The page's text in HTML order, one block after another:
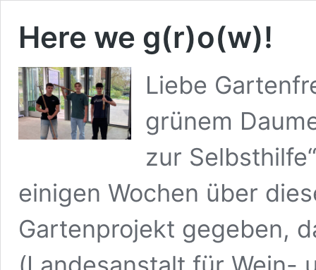
Here we g(r)o(w)!
Liebe
grünem
zur
einigen Wochen über
Gartenprojekt gegeben,